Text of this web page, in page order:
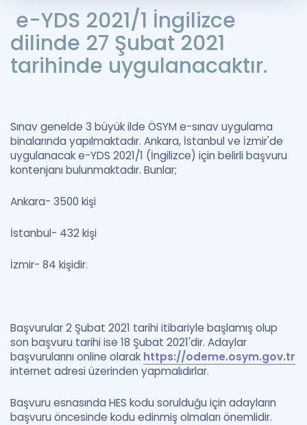
ÖSYM Sınav Takvimi
Kampanyalar
İngilizce Gramer
e-YDS 2021/1 İngilizce
dilinde 27 Şubat 2021
tarihinde uygulanacaktır.
Sınav genelde 3 büyük ilde ÖSYM e-sınav uygulama
binalarında yapılmaktadır. Ankara, İstanbul ve İzmir'de
uygulanacak e-YDS 2021/1 (İngilizce) için belirli başvuru
kontenjanı bulunmaktadır. Bunlar;
Ankara- 3500 kişi
İstanbul- 432 kişi
İzmir- 84 kişidir.
Başvurular 2 Şubat 2021 tarihi itibariyle başlamış olup
son başvuru tarihi ise 18 Şubat 2021'dir. Adaylar
başvurularını online olarak https://odeme.osym.gov.tr
internet adresi üzerinden yapmalıdırlar.
Başvuru esnasında HES kodu sorulduğu için adayların
başvuru öncesinde kodu edinmiş olmaları önemlidir.